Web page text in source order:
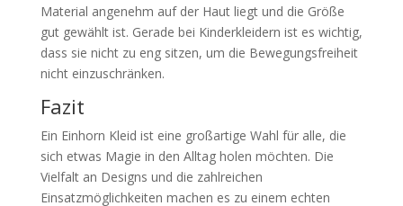
Material angenehm auf der Haut liegt und die Größe
gut gewählt ist. Gerade bei Kinderkleidern ist es wichtig,
dass sie nicht zu eng sitzen, um die Bewegungsfreiheit
nicht einzuschränken.
Fazit
Ein Einhorn Kleid ist eine großartige Wahl für alle, die
sich etwas Magie in den Alltag holen möchten. Die
Vielfalt an Designs und die zahlreichen
Einsatzmöglichkeiten machen es zu einem echten